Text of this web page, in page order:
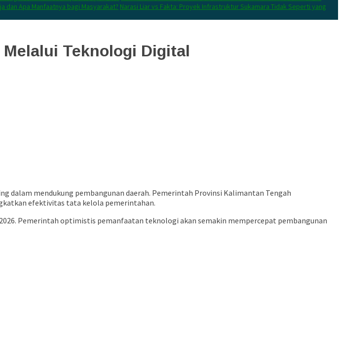
dan Apa Manfaatnya bagi Masyarakat? Narasi Liar vs Fakta: Proyek Infrastruktur Sukamara Tidak Seperti yang
Teknologi Digital
dalam mendukung pembangunan daerah. Pemerintah Provinsi Kalimantan Tengah
efektivitas tata kelola pemerintahan.
Pemerintah optimistis pemanfaatan teknologi akan semakin mempercepat pembangunan